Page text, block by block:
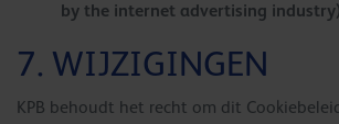
by the internet advertising
7. WIJZIGINGEN
KPB behoudt het recht om dit